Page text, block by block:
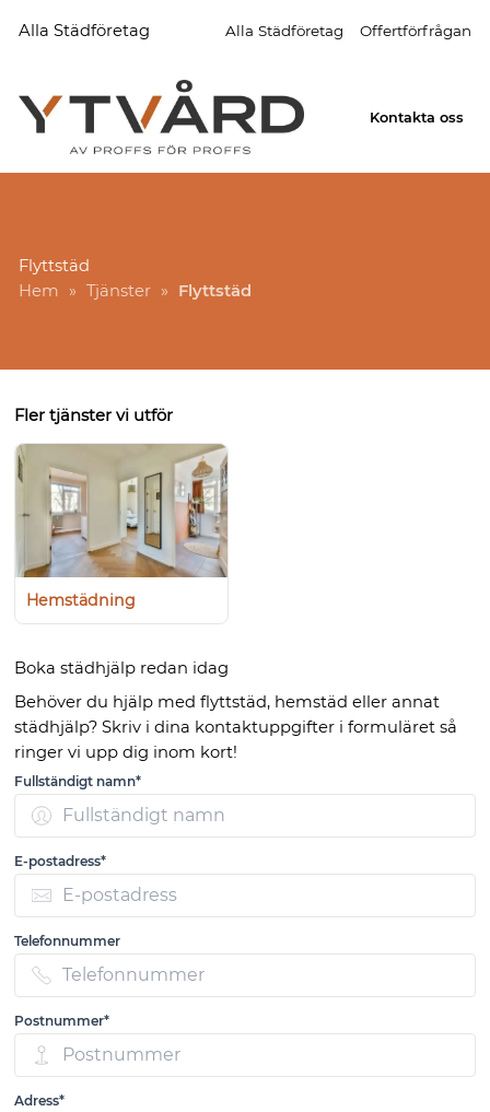
Alla Städföretag Alla Städföretag Offertförfrågan
Kontakta oss
Flyttstäd
Hem
» Tjänster » Flyttstäd
Fler tjänster vi utför
Hemstädning
Boka städhjälp redan idag
Behöver du hjälp med flyttstäd, hemstäd eller annat
städhjälp? Skriv i dina kontaktuppgifter i formuläret så
ringer vi upp dig inom kort!
Fullständigt namn*
E-postadress*
Telefonnummer
Postnummer*
Adress*